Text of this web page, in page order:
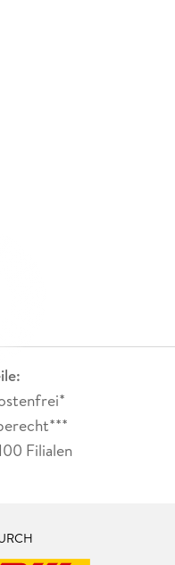
Filialen